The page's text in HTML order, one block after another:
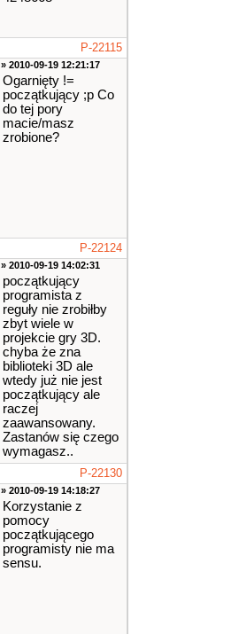
P-22115
» 2010-09-19 12:21:17
Ogarnięty !=
początkujący ;p Co
do tej pory
macie/masz
zrobione?
P-22124
» 2010-09-19 14:02:31
początkujący
programista z
reguły nie zrobiłby
zbyt wiele w
projekcie gry 3D.
chyba że zna
biblioteki 3D ale
wtedy już nie jest
początkujący ale
raczej
zaawansowany.
Zastanów się czego
wymagasz..
P-22130
» 2010-09-19 14:18:27
Korzystanie z
pomocy
początkującego
programisty nie ma
sensu.